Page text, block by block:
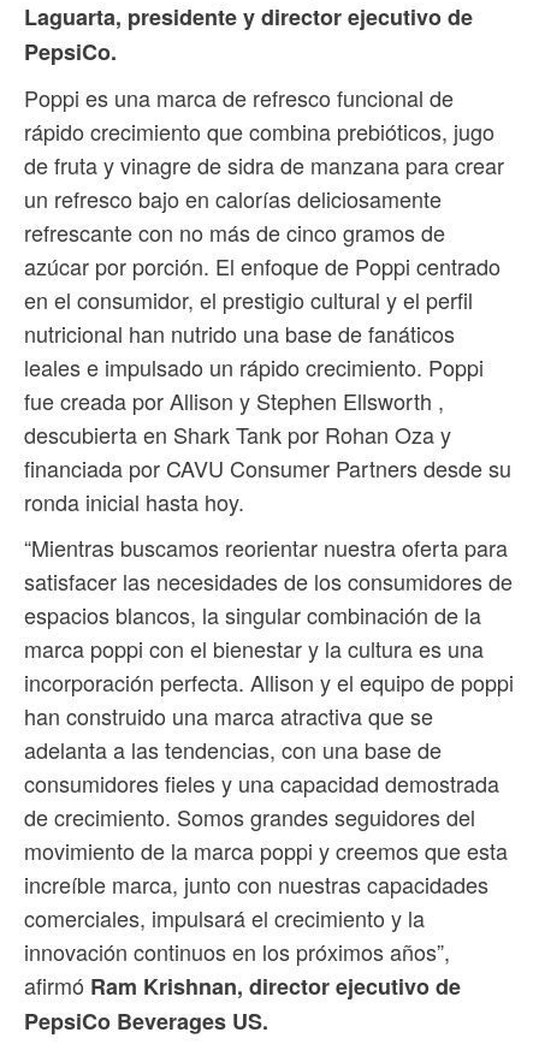
Laguarta, presidente y director ejecutivo de
PepsiCo.
Poppi es una marca de refresco funcional de
rápido crecimiento que combina prebióticos, jugo
de fruta y vinagre de sidra de manzana para crear
un refresco bajo en calorías deliciosamente
refrescante con no más de cinco gramos de
azúcar por porción. El enfoque de Poppi centrado
en el consumidor, el prestigio cultural y el perfil
nutricional han nutrido una base de fanáticos
leales e impulsado un rápido crecimiento. Poppi
fue creada por Allison y Stephen Ellsworth ,
descubierta en Shark Tank por Rohan Oza y
financiada por CAVU Consumer Partners desde su
ronda inicial hasta hoy.
“Mientras buscamos reorientar nuestra oferta para
satisfacer las necesidades de los consumidores de
espacios blancos, la singular combinación de la
marca poppi con el bienestar y la cultura es una
incorporación perfecta. Allison y el equipo de poppi
han construido una marca atractiva que se
adelanta a las tendencias, con una base de
consumidores fieles y una capacidad demostrada
de crecimiento. Somos grandes seguidores del
movimiento de la marca poppi y creemos que esta
increíble marca, junto con nuestras capacidades
comerciales, impulsará el crecimiento y la
innovación continuos en los próximos años”,
afirmó Ram Krishnan, director ejecutivo de
PepsiCo Beverages US.